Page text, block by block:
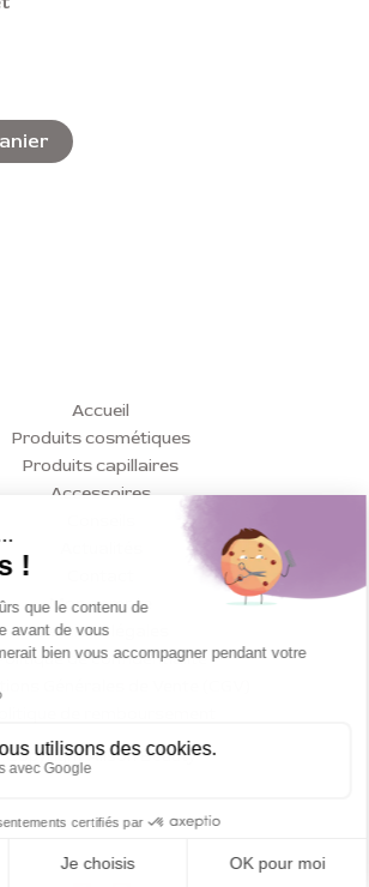
Accueil
Produits cosmétiques
Produits capillaires
Accessoires
Mon compte
Mentions légales
de confidentialité
Copyright Alison Beauty